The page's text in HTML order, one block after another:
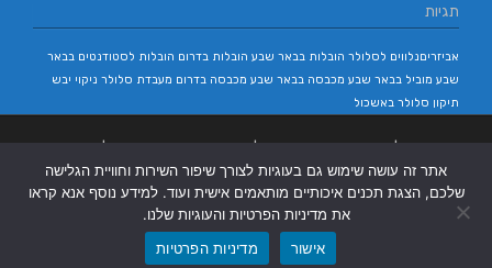
תגיות
אביזריםנלווים לסלולר הובלות בבאר שבע הובלות בדרום הובלות לסטודנטים בבאר
שבע מוביל בבאר שבע מכבסה בבאר שבע מכבסה בדרום מעבדת סלולר ניקוי יבש
תיקון סלולר באשכול
בבאר שבע |
אתר זה עושה שימוש גם בעוגיות לצורך שיפור השירות וחוויית הגלישה
שלכם, הצגת תכנים איכותיים מותאמים אישית ועוד. למידע נוסף אנא קראו
את מדיניות הפרטיות והעוגיות שלנו.
אישור
מדיניות הפרטיות